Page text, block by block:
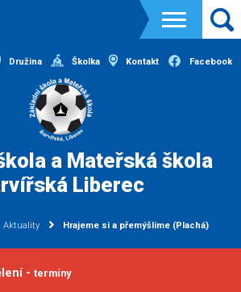
Družina Školka Kontakt Facebook
a Mateřská škola
Liberec
Aktuality Hrajeme si a přemýšlíme (Plachá)
- termíny